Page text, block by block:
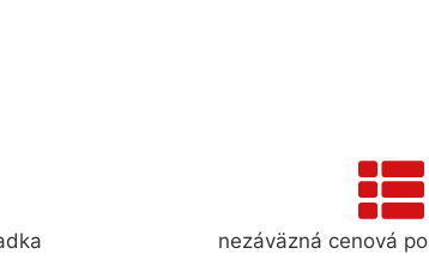
nezáväzná cenová